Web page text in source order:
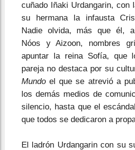
cuñado Iñaki Urdangarin, con
su hermana la infausta
Nadie olvida, más que él,
Nóos y Aizoon, nombres
apuntar la reina Sofía, que
pareja no destaca por su
Mundoel que se atrevió a
los demás medios de
silencio, hasta que el
que todos se dedicaron a
El ladrón Urdangarin con su